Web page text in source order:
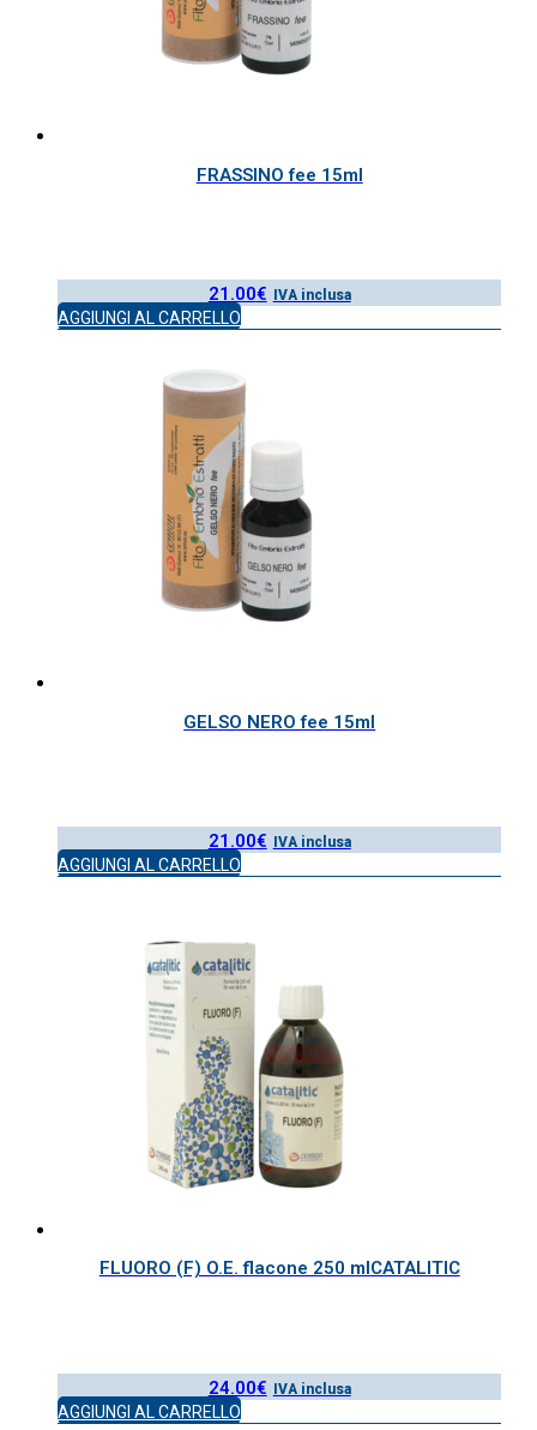
FRASSINO fee 15ml
21.00€ IVA inclusa
AGGIUNGI AL CARRELLO
GELSO NERO fee 15ml
21.00€ IVA inclusa
AGGIUNGI AL CARRELLO
FLUORO (F) O.E. flacone 250 mlCATALITIC
24.00€ IVA inclusa
AGGIUNGI AL CARRELLO